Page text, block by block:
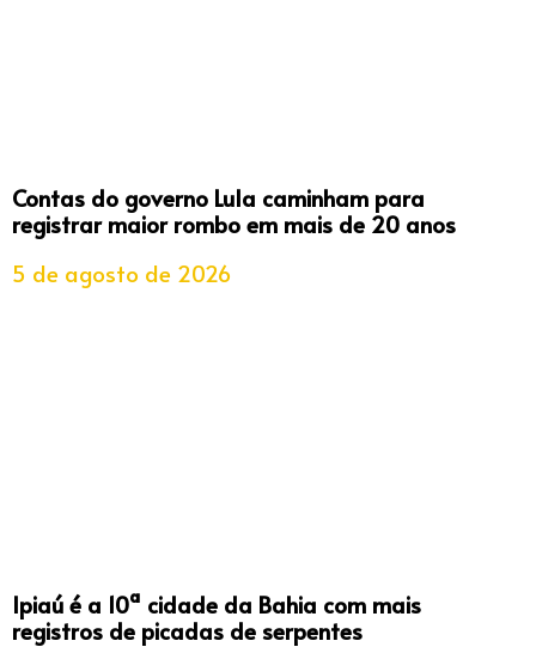
Contas do governo Lula caminham para
registrar maior rombo em mais de 20 anos
5 de agosto de 2026
Ipiaú é a 10ª cidade da Bahia com mais
registros de picadas de serpentes